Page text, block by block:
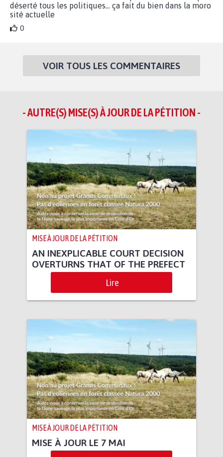
déserté tous les politiques... ça fait du bien dans la moro
sité actuelle
0
VOIR TOUS LES COMMENTAIRES
- AUTRE(S) MISE(S) À JOUR DE LA PÉTITION -
MISE À JOUR DE LA PÉTITION
AN INEXPLICABLE COURT DECISION
OVERTURNS THAT OF THE PREFECT
Lire
MISE À JOUR DE LA PÉTITION
MISE À JOUR LE 7 MAI